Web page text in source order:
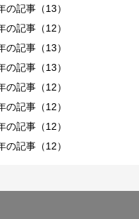
の記事（13）
の記事（12）
の記事（13）
の記事（13）
の記事（12）
の記事（12）
の記事（12）
の記事（12）